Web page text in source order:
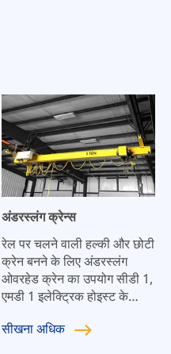
अंडरस्लंग क्रेन्स
रेल पर चलने वाली हल्की और छोटी
क्रेन बनने के लिए अंडरस्लंग
ओवरहेड क्रेन का उपयोग सीडी 1,
एमडी 1 इलेक्ट्रिक होइस्ट के
असेंबली साइट, गोदामों और अन्य
सीखनाअधिक